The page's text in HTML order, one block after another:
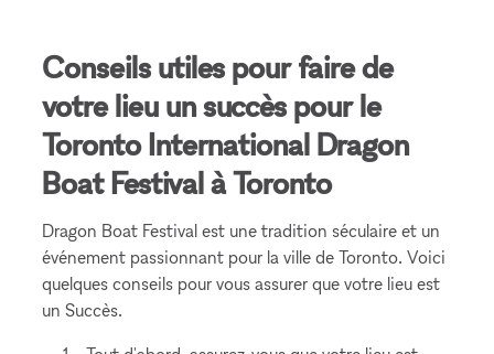
Conseils utiles pour faire de
votre lieu un succès pour le
Toronto International Dragon
Boat Festival à Toronto
Dragon Boat Festival est une tradition séculaire et un
événement passionnant pour la ville de Toronto. Voici
quelques conseils pour vous assurer que votre lieu est
un Succès.